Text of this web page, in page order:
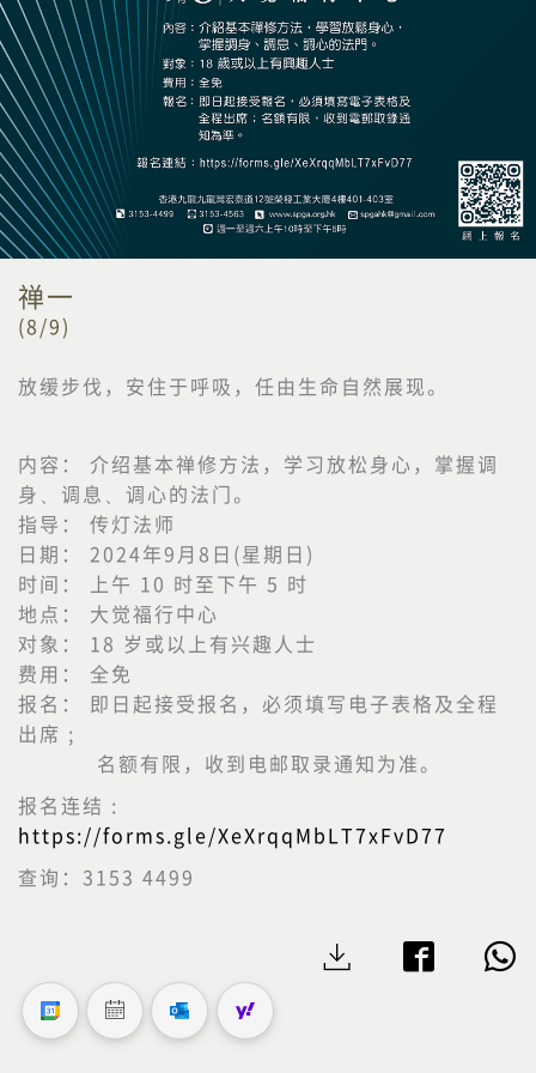
禅一
(8/9)
放缓步伐，安住于呼吸，任由生命自然展现。
内容： 介绍基本禅修方法，学习放松身心，掌握调
身、调息、调心的法门。
指导： 传灯法师
日期： 2024年9月8日(星期日)
时间： 上午 10 时至下午 5 时
地点： 大觉福行中心
对象： 18 岁或以上有兴趣人士
费用： 全免
报名： 即日起接受报名，必须填写电子表格及全程
出席 ;
名额有限，收到电邮取录通知为准。
报名连结 :
https://forms.gle/XeXrqqMbLT7xFvD77
查询：3153 4499